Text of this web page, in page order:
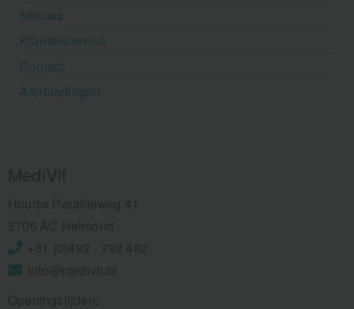
Nieuws
Klantenservice
Contact
Aanbiedingen